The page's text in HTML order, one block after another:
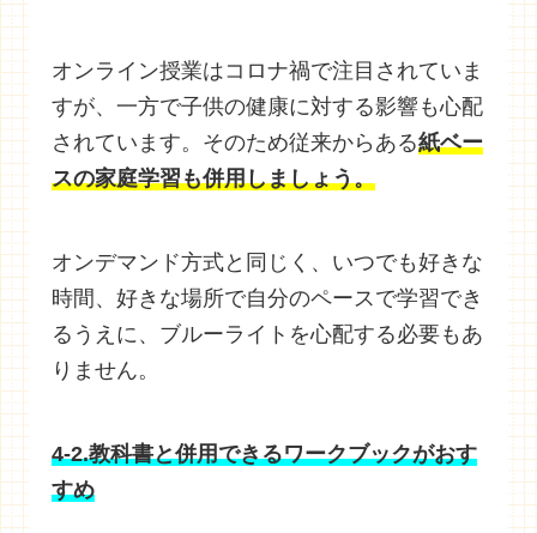
オンライン授業はコロナ禍で注目されていま
すが、一方で子供の健康に対する影響も心配
されています。そのため従来からある紙ベー
スの家庭学習も併用しましょう。
オンデマンド方式と同じく、いつでも好きな
時間、好きな場所で自分のペースで学習でき
るうえに、ブルーライトを心配する必要もあ
りません。
4-2.教科書と併用できるワークブックがおす
すめ